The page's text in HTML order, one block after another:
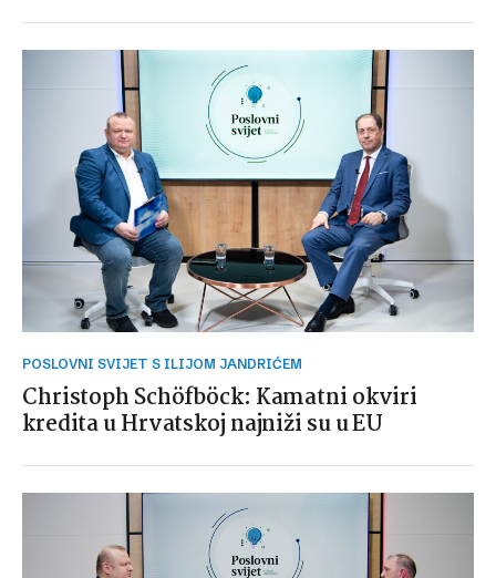
POSLOVNI SVIJET S ILIJOM JANDRIĆEM
Christoph Schöfböck: Kamatni okviri
kredita u Hrvatskoj najniži su u EU